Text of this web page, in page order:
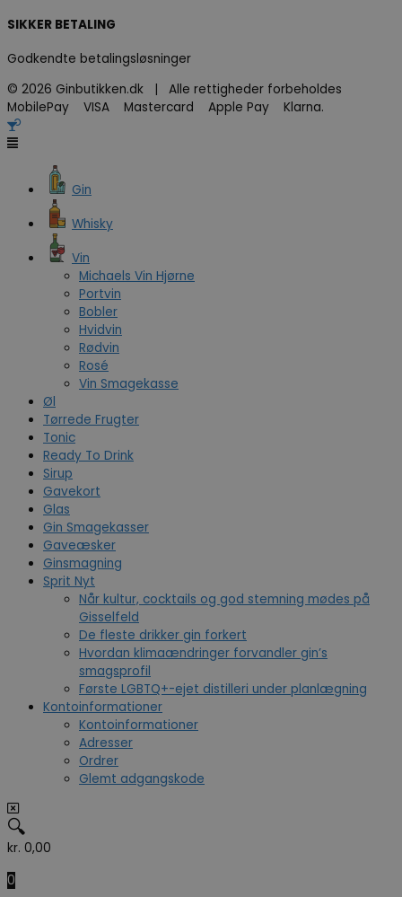
SIKKER BETALING
Godkendte betalingsløsninger
© 2026 Ginbutikken.dk | Alle rettigheder forbeholdes
MobilePay VISA Mastercard Apple Pay Klarna.
Gin
Whisky
Vin
Michaels Vin Hjørne
Portvin
Bobler
Hvidvin
Rødvin
Rosé
Vin Smagekasse
Øl
Tørrede Frugter
Tonic
Ready To Drink
Sirup
Gavekort
Glas
Gin Smagekasser
Gaveæsker
Ginsmagning
Sprit Nyt
Når kultur, cocktails og god stemning mødes på
Gisselfeld
De fleste drikker gin forkert
Hvordan klimaændringer forvandler gin’s
smagsprofil
Første LGBTQ+-ejet distilleri under planlægning
Kontoinformationer
Kontoinformationer
Adresser
Ordrer
Glemt adgangskode
🔍
kr. 0,00
0